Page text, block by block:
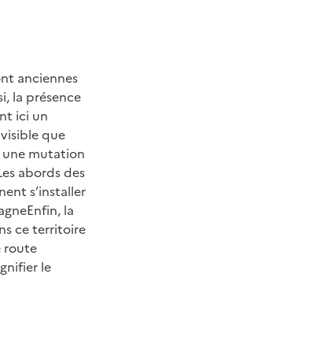
anciennes
la présence
ici un
que
une mutation
abords des
s’installer
la
ce territoire
route
le